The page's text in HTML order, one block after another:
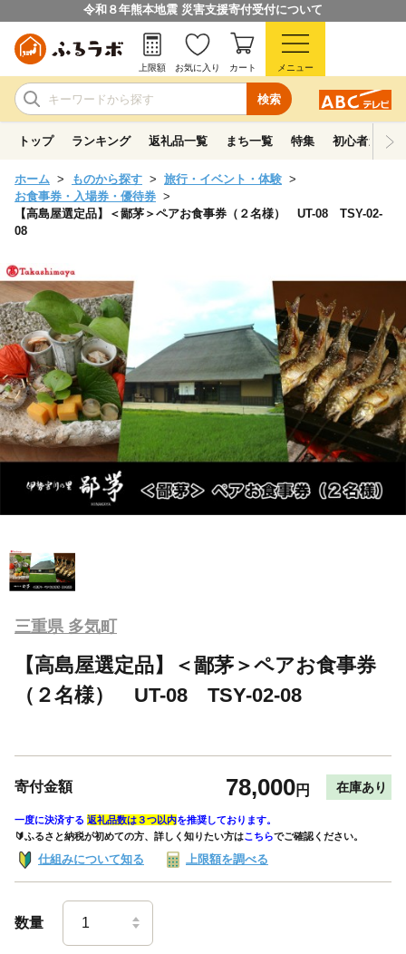
令和８年熊本地震 災害支援寄付受付について
検索
上限額 お気に入り カート メニュー
トップ ランキング 返礼品一覧 まち一覧 特集 初心者ガイド
ホーム ものから探す
旅行・イベント・体験
お食事券・入場券・優待券
【高島屋選定品】＜鄙茅＞ペアお食事券（２名様） UT-08 TSY-02-
08
三重県 多気町
【高島屋選定品】＜鄙茅＞ペアお食事券
（２名様） UT-08 TSY-02-08
寄付金額 78,000円 在庫あり
一度に決済する 返礼品数は３つ以内を推奨しております。
🔰ふるさと納税が初めての方、詳しく知りたい方はこちらでご確認ください。
仕組みについて知る 上限額を調べる
数量